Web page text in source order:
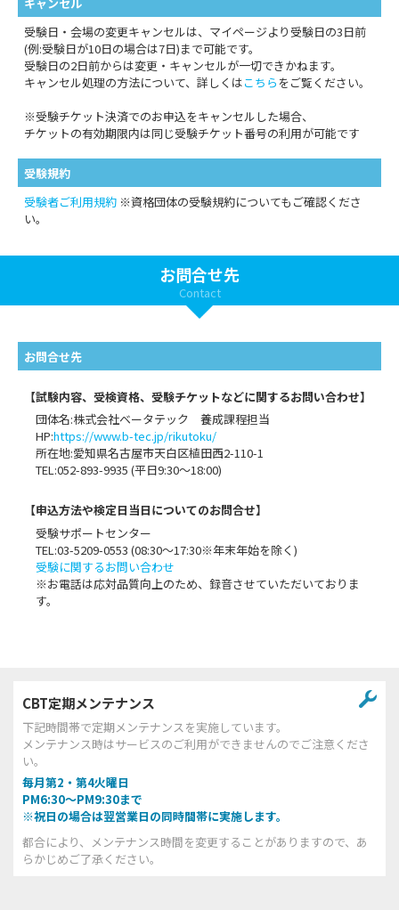
受験日・会場の変更キャンセルは、マイページより受験日の3日前
(例:受験日が10日の場合は7日)まで可能です。
受験日の2日前からは変更・キャンセルが一切できかねます。
キャンセル処理の方法について、詳しくはこちら をご覧ください。
※受験チケット決済でのお申込をキャンセルした場合、
チケットの有効期限内は同じ受験チケット番号の利用が可能です
受験規約
受験者ご利用規約※資格団体の受験規約についてもご確認くださ
い。
お問合せ先
Contact
お問合せ先
【試験内容、受検資格、受験チケットなどに関するお問い合わせ】
団体名:株式会社ベータテック 養成課程担当
HP:https://www.b-tec.jp/rikutoku/
所在地:愛知県名古屋市天白区植田西2-110-1
TEL:052-893-9935 (平日9:30～18:00)
【申込⽅法や検定日当日についてのお問合せ】
受験サポートセンター
TEL:03-5209-0553 (08:30〜17:30※年末年始を除く)
受験に関するお問い合わせ
※お電話は応対品質向上のため、録音させていただいておりま
す。
CBT定期メンテナンス
下記時間帯で定期メンテナンスを実施しています。
メンテナンス時はサービスのご利用ができませんのでご注意くださ
い。
毎月第2・第4火曜日
PM6:30～PM9:30まで
※祝日の場合は翌営業日の同時間帯に実施します。
都合により、メンテナンス時間を変更することがありますので、あ
らかじめご了承ください。